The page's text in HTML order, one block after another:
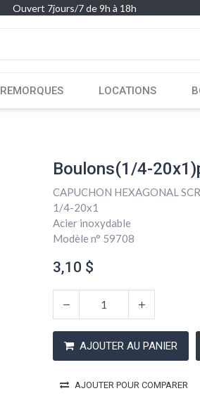
Ouvert 7jours/7 de 9h à 18h
REMORQUES LOCATIONS
Boulons(1/4-
CAPUCHON HEXAGONAL SCR
1/4-20x1
Acier inoxydable
Modèle n° 59708
3,10 $
AJOUTER AU PANIER
AJOUTER POUR COMPARER